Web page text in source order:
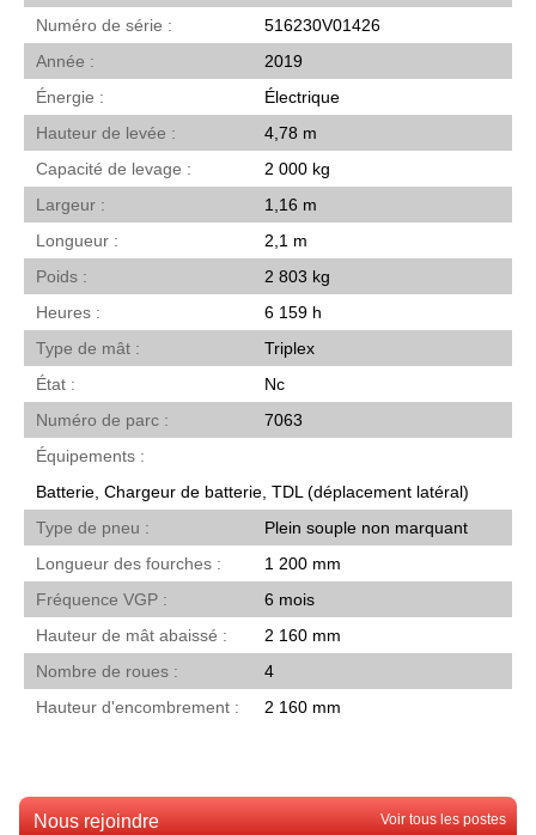
Numéro de série
516230V01426
Année
2019
Énergie
Électrique
Hauteur de levée
4,78 m
Capacité de levage
2 000 kg
Largeur
1,16 m
Longueur
2,1 m
Poids
2 803 kg
Heures
6 159 h
Type de mât
Triplex
État
Nc
Numéro de parc
7063
Équipements
Batterie, Chargeur de batterie, TDL (déplacement latéral)
Type de pneu
Plein souple non marquant
Longueur des fourches
1 200 mm
Fréquence VGP
6 mois
Hauteur de mât abaissé
2 160 mm
Nombre de roues
4
Hauteur d'encombrement
2 160 mm
Nous rejoindre Voir tous les postes